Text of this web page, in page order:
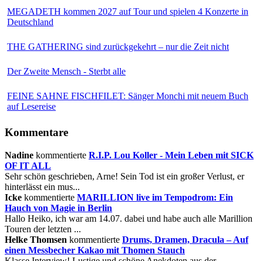
MEGADETH kommen 2027 auf Tour und spielen 4 Konzerte in
Deutschland
THE GATHERING sind zurückgekehrt – nur die Zeit nicht
Der Zweite Mensch - Sterbt alle
FEINE SAHNE FISCHFILET: Sänger Monchi mit neuem Buch
auf Lesereise
Kommentare
Nadine kommentierte R.I.P. Lou Koller - Mein Leben mit SICK
OF IT ALL
Sehr schön geschrieben, Arne! Sein Tod ist ein großer Verlust, er
hinterlässt ein mus...
Icke kommentierte MARILLION live im Tempodrom: Ein
Hauch von Magie in Berlin
Hallo Heiko, ich war am 14.07. dabei und habe auch alle Marillion
Touren der letzten ...
Helke Thomsen kommentierte Drums, Dramen, Dracula – Auf
einen Messbecher Kakao mit Thomen Stauch